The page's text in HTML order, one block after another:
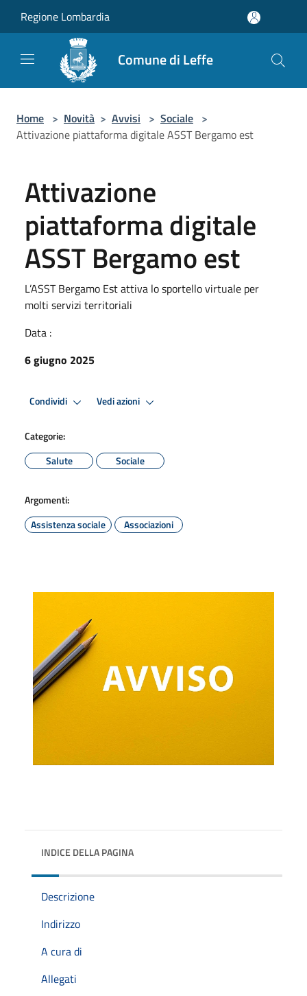
Regione Lombardia
Comune di Leffe
Home > Novità > Avvisi > Sociale >
Attivazione piattaforma digitale ASST Bergamo est
Attivazione
piattaforma digitale
ASST Bergamo est
L’ASST Bergamo Est attiva lo sportello virtuale per
molti servizi territoriali
Data :
6 giugno 2025
Condividi Vedi azioni
Categorie:
Salute
Sociale
Argomenti:
Assistenza sociale
Associazioni
INDICE DELLA PAGINA
Descrizione
Indirizzo
A cura di
Allegati